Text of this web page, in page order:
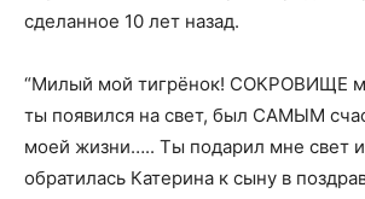
сделанное 10 лет назад.
“Милый мой тигрёнок! СОКРОВИЩЕ
ты появился на свет, был САМЫМ
моей жизни….. Ты подарил мне свет
обратилась Катерина к сыну в